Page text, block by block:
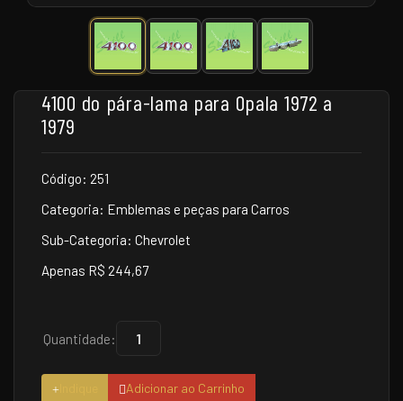
4100 do pára-lama para Opala 1972 a
1979
Código: 251
Categoria: Emblemas e peças para Carros
Sub-Categoria: Chevrolet
Apenas R$ 244,67
Quantidade:
Adicionar ao Carrinho